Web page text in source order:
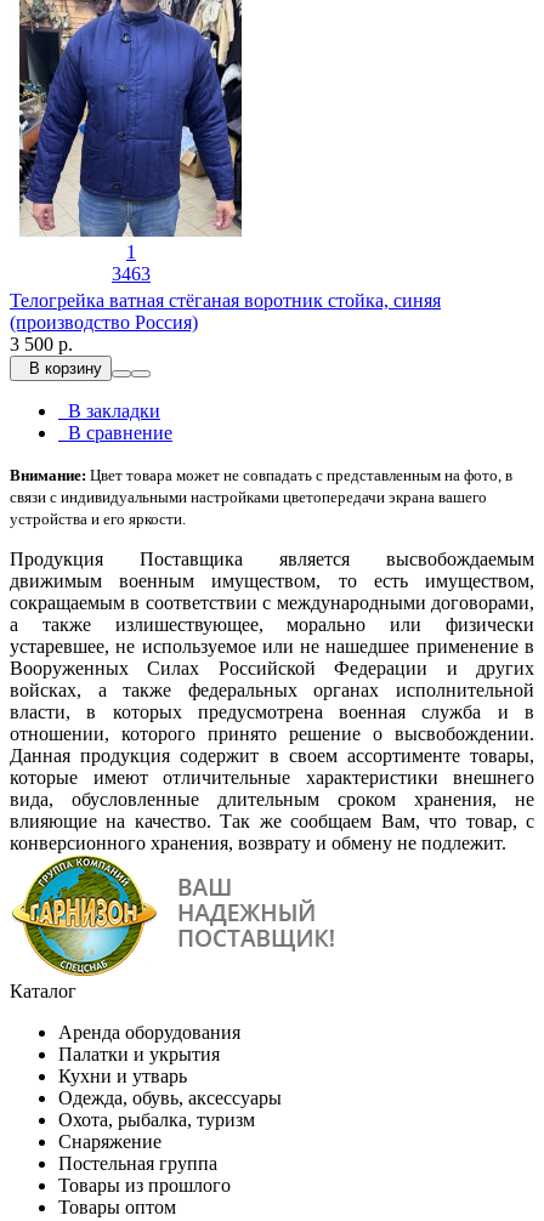
1
3463
Телогрейка ватная стёганая воротник стойка, синяя
(производство Россия)
3 500 р.
В корзину
В закладки
В сравнение
Внимание: Цвет товара может не совпадать с представленным на фото, в
связи с индивидуальными настройками цветопередачи экрана вашего
устройства и его яркости.
Продукция Поставщика является высвобождаемым
движимым военным имуществом, то есть имуществом,
сокращаемым в соответствии с международными договорами,
а также излишествующее, морально или физически
устаревшее, не используемое или не нашедшее применение в
Вооруженных Силах Российской Федерации и других
войсках, а также федеральных органах исполнительной
власти, в которых предусмотрена военная служба и в
отношении, которого принято решение о высвобождении.
Данная продукция содержит в своем ассортименте товары,
которые имеют отличительные характеристики внешнего
вида, обусловленные длительным сроком хранения, не
влияющие на качество. Так же сообщаем Вам, что товар, с
конверсионного хранения, возврату и обмену не подлежит.
Каталог
Аренда оборудования
Палатки и укрытия
Кухни и утварь
Одежда, обувь, аксессуары
Охота, рыбалка, туризм
Снаряжение
Постельная группа
Товары из прошлого
Товары оптом